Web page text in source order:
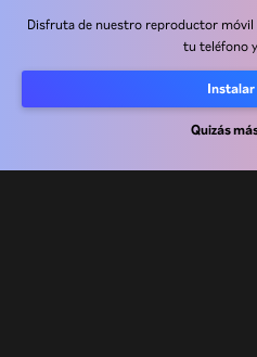
Disfruta de nuestro reproductor
tu teléfono
Instalar
Quizás